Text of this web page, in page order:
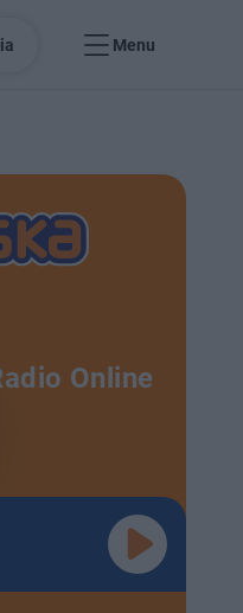
Menu
Online